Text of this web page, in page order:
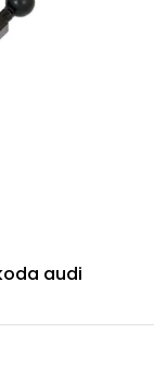
audi